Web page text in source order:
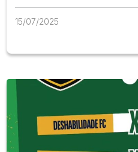
15/07/2025